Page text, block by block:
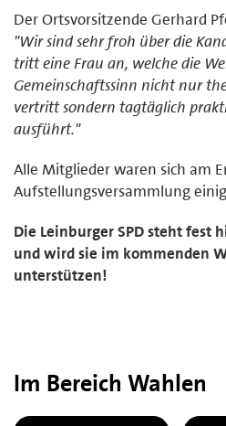
Der Ortsvorsitzende Gerhard
"Wir sind sehr froh über die
tritt eine Frau an, welche die
Gemeinschaftssinn nicht nur
vertritt sondern tagtäglich
ausführt."
Alle Mitglieder waren sich am
Aufstellungsversammlung
Die Leinburger SPD steht fest
und wird sie im kommenden
unterstützen!
Im Bereich Wahlen